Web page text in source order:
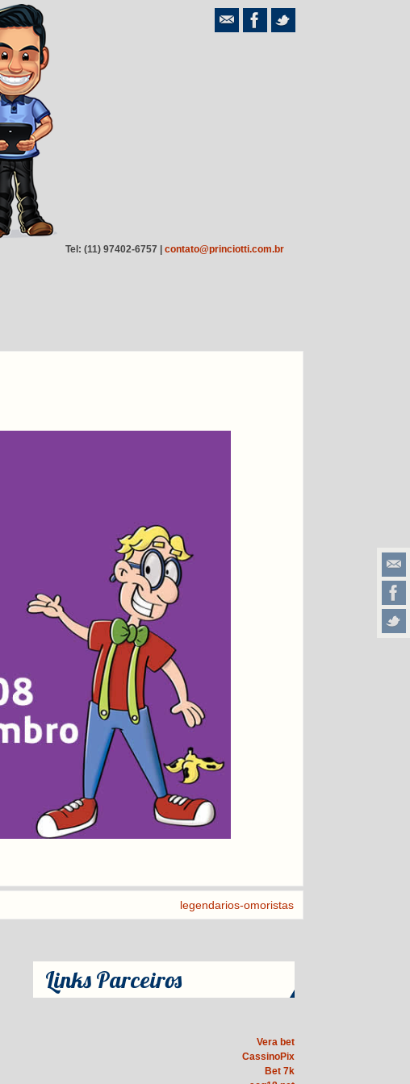
Tel: (11) 97402-6757 | contato@princiotti.com.br
legendarios-omoristas
Links Parceiros
Vera bet
CassinoPix
Bet 7k